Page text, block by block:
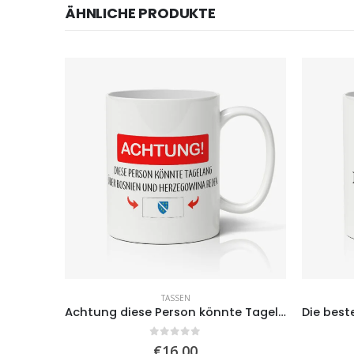
ÄHNLICHE PRODUKTE
TASSEN
Achtung diese Person könnte Tagelang über… Regentschaft